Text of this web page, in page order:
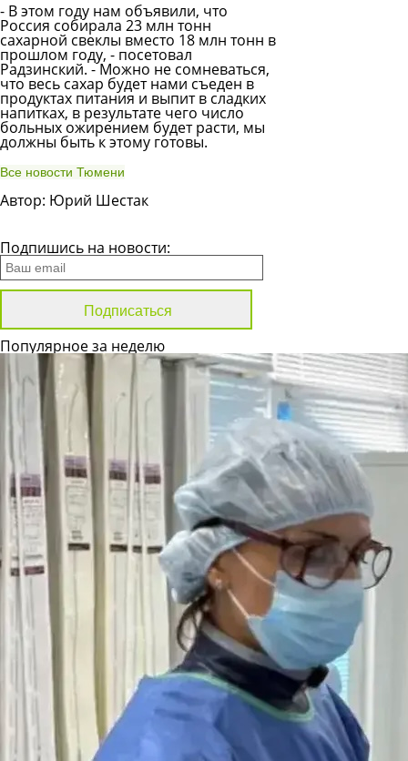
- В этом году нам объявили, что
Россия собирала 23 млн тонн
сахарной свеклы вместо 18 млн тонн в
прошлом году, - посетовал
Радзинский. - Можно не сомневаться,
что весь сахар будет нами съеден в
продуктах питания и выпит в сладких
напитках, в результате чего число
больных ожирением будет расти, мы
должны быть к этому готовы.
Все новости Тюмени
Автор: Юрий Шестак
Подпишись на новости:
Популярное за неделю